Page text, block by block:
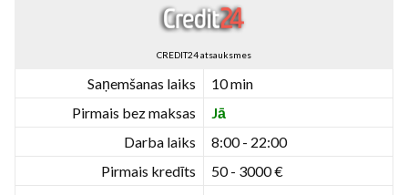
CREDIT24 atsauksmes
Saņemšanas laiks
10 min
Pirmais bez maksas
Jā
Darba laiks
8:00 - 22:00
Pirmais kredīts
50 - 3000 €